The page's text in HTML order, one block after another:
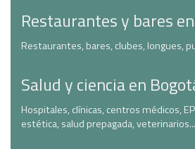
Restaurantes y bares
Restaurantes, bares, clubes, longues,
Salud y ciencia en
Hospitales, clínicas, centros médicos,
estética, salud prepagada, veterinarios...